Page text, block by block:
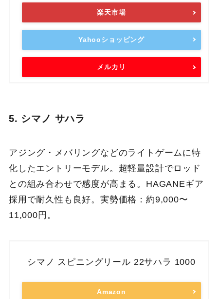
楽天市場
Yahooショッピング
メルカリ
5. シマノ サハラ
アジング・メバリングなどのライトゲームに特
化したエントリーモデル。超軽量設計でロッド
との組み合わせで感度が高まる。HAGANEギア
採用で耐久性も良好。実勢価格：約9,000〜
11,000円。
シマノ スピニングリール 22サハラ 1000
Amazon